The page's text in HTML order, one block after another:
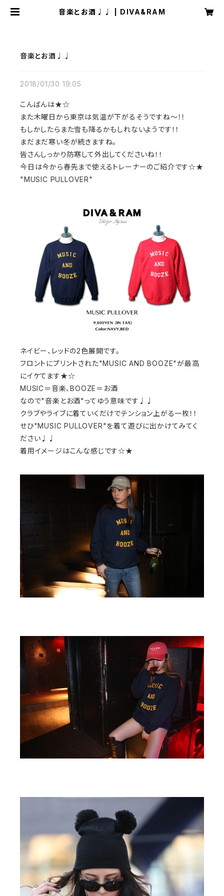
音楽とお酒♩♩ | DIVA&RAM
音楽とお酒♩♩
2018/01/30 19:05
こんばんは★☆
また木曜日から東京は気温が下がるそうですね〜！！
もしかしたらまた雪も降るかもしれないようです！！
まだまだ寒い冬が続きますね。
皆さんしっかり防寒して外出してくださいね！！
今日は今から春先まで使えるトレーナーのご紹介です☆★
"MUSIC PULLOVER"
ネイビー、レッドの2色展開です。
フロントにプリントされた"MUSIC AND BOOZE"が最高
にイケてます★☆
MUSIC＝音楽、BOOZE＝お酒
なので"音楽とお酒"ってゆう意味です♩♩
クラブやライブに着ていくだけでテンション上がる一枚！！
せひ"MUSIC PULLOVER"を着て遊びに出かけてみてく
ださい♩♩
着用イメージはこんな感じです☆★